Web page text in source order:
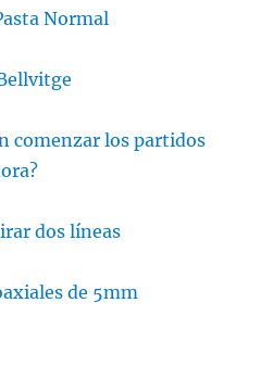
Normal
comenzar los partidos
dos líneas
de 5mm